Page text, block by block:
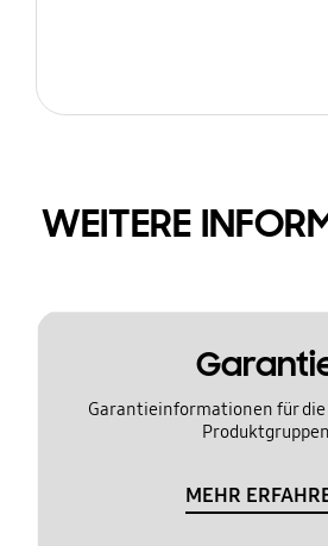
WEITERE
Garantieinformationen für
Produktgruppen
MEHR